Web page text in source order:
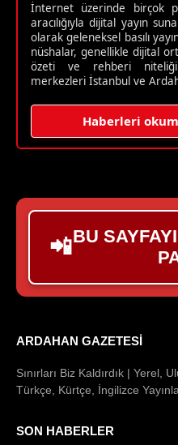
İnternet üzerinde birçok
aracılığıyla dijital yayın
olarak geleneksel basılı
nüshalar, genellikle dijital
özeti ve rehberi
merkezleri İstanbul ve
Haberleri
📲BU
ARDAHAN GAZETESI
Sınırları Biz Kaldırdık | Yerel,
Türkçe, Kürtçe, İngilizce
SON HABERLER